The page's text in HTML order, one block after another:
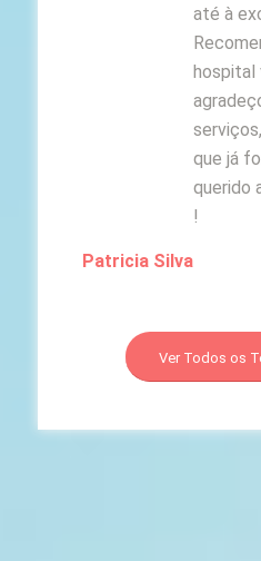
até à
hospital
que já
querido
!
Patricia Silva
Ver Todos os